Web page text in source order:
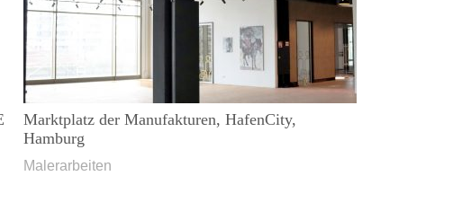
Marktplatz der Manufakturen, HafenCity,
Hamburg
Malerarbeiten